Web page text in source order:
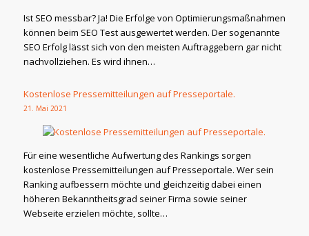
Ist SEO messbar? Ja! Die Erfolge von Optimierungsmaßnahmen
können beim SEO Test ausgewertet werden. Der sogenannte
SEO Erfolg lässt sich von den meisten Auftraggebern gar nicht
nachvollziehen. Es wird ihnen…
Kostenlose Pressemitteilungen auf Presseportale.
21. Mai 2021
Für eine wesentliche Aufwertung des Rankings sorgen
kostenlose Pressemitteilungen auf Presseportale. Wer sein
Ranking aufbessern möchte und gleichzeitig dabei einen
höheren Bekanntheitsgrad seiner Firma sowie seiner
Webseite erzielen möchte, sollte…